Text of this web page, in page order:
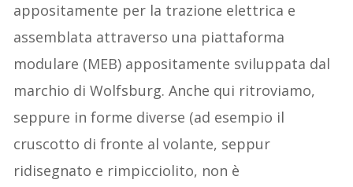
appositamente per la trazione elettrica e
assemblata attraverso una piattaforma
modulare (MEB) appositamente sviluppata dal
marchio di Wolfsburg. Anche qui ritroviamo,
seppure in forme diverse (ad esempio il
cruscotto di fronte al volante, seppur
ridisegnato e rimpicciolito, non è